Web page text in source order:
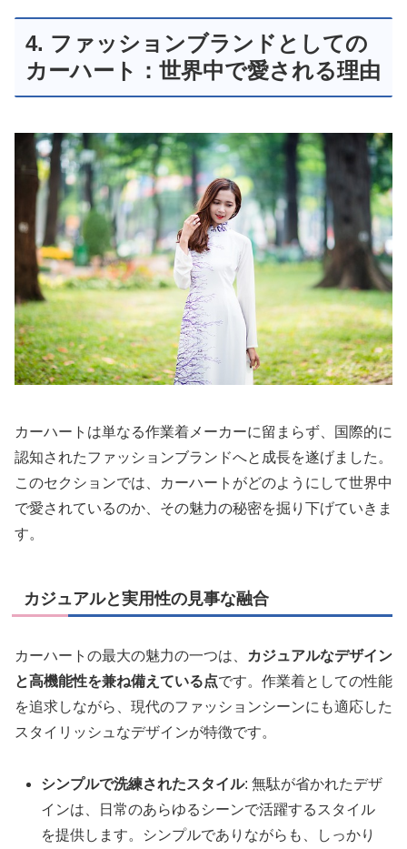
4. ファッションブランドとしての
カーハート：世界中で愛される理由
カーハートは単なる作業着メーカーに留まらず、国際的に
認知されたファッションブランドへと成長を遂げました。
このセクションでは、カーハートがどのようにして世界中
で愛されているのか、その魅力の秘密を掘り下げていきま
す。
カジュアルと実用性の見事な融合
カーハートの最大の魅力の一つは、
カジュアルなデザイン
と高機能性を兼ね備えている点です。作業着としての性能
を追求しながら、現代のファッションシーンにも適応した
スタイリッシュなデザインが特徴です。
シンプルで洗練されたスタイル: 無駄が省かれたデザ
インは、日常のあらゆるシーンで活躍するスタイル
を提供します。シンプルでありながらも、しっかり